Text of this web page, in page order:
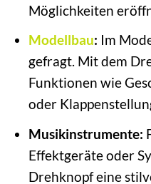
Möglichkeiten
Modellbau: Im
gefragt. Mit dem
Funktionen wie
oder
Musikinstrumente:
Effektgeräte oder
Drehknopf eine